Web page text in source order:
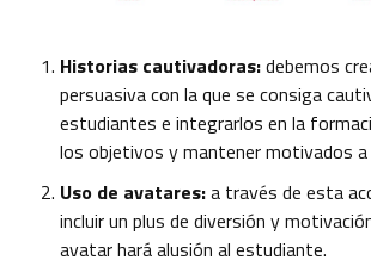
Historias cautivadoras:debemos
persuasiva con la que se consiga
estudiantes e integrarlos en la
los objetivos y mantener motivados a
Uso de avatares:a través de esta
incluir un plus de diversión y
avatar hará alusión al estudiante.